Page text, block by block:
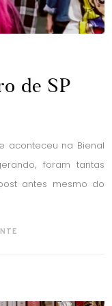
de SP
aconteceu na Bienal
foram tantas
antes mesmo do